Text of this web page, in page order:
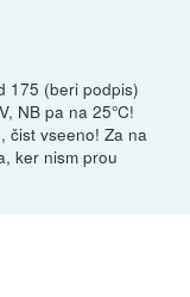
175 (beri podpis)
NB pa na 25°C!
čist vseeno! Za na
ker nism prou